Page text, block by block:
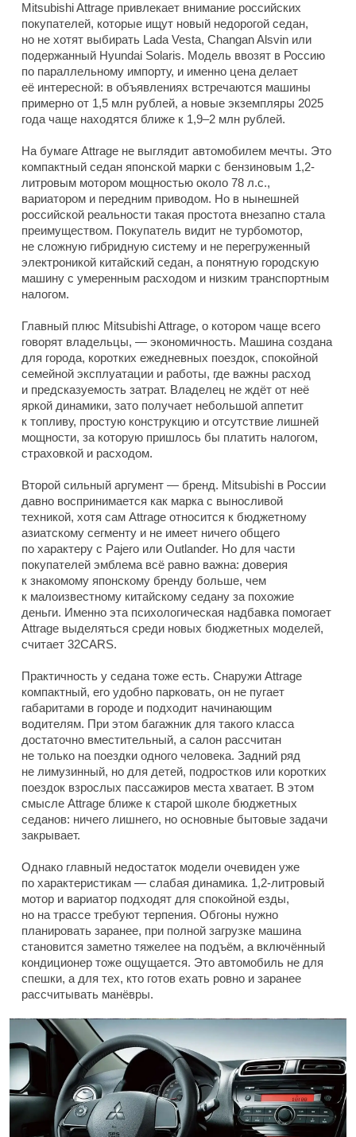
Mitsubishi Attrage привлекает внимание российских
покупателей, которые ищут новый недорогой седан,
но не хотят выбирать Lada Vesta, Changan Alsvin или
подержанный Hyundai Solaris. Модель ввозят в Россию
по параллельному импорту, и именно цена делает
её интересной: в объявлениях встречаются машины
примерно от 1,5 млн рублей, а новые экземпляры 2025
года чаще находятся ближе к 1,9–2 млн рублей.
На бумаге Attrage не выглядит автомобилем мечты. Это
компактный седан японской марки с бензиновым 1,2-
литровым мотором мощностью около 78 л.с.,
вариатором и передним приводом. Но в нынешней
российской реальности такая простота внезапно стала
преимуществом. Покупатель видит не турбомотор,
не сложную гибридную систему и не перегруженный
электроникой китайский седан, а понятную городскую
машину с умеренным расходом и низким транспортным
налогом.
Главный плюс Mitsubishi Attrage, о котором чаще всего
говорят владельцы, — экономичность. Машина создана
для города, коротких ежедневных поездок, спокойной
семейной эксплуатации и работы, где важны расход
и предсказуемость затрат. Владелец не ждёт от неё
яркой динамики, зато получает небольшой аппетит
к топливу, простую конструкцию и отсутствие лишней
мощности, за которую пришлось бы платить налогом,
страховкой и расходом.
Второй сильный аргумент — бренд. Mitsubishi в России
давно воспринимается как марка с выносливой
техникой, хотя сам Attrage относится к бюджетному
азиатскому сегменту и не имеет ничего общего
по характеру с Pajero или Outlander. Но для части
покупателей эмблема всё равно важна: доверия
к знакомому японскому бренду больше, чем
к малоизвестному китайскому седану за похожие
деньги. Именно эта психологическая надбавка помогает
Attrage выделяться среди новых бюджетных моделей,
считает 32CARS.
Практичность у седана тоже есть. Снаружи Attrage
компактный, его удобно парковать, он не пугает
габаритами в городе и подходит начинающим
водителям. При этом багажник для такого класса
достаточно вместительный, а салон рассчитан
не только на поездки одного человека. Задний ряд
не лимузинный, но для детей, подростков или коротких
поездок взрослых пассажиров места хватает. В этом
смысле Attrage ближе к старой школе бюджетных
седанов: ничего лишнего, но основные бытовые задачи
закрывает.
Однако главный недостаток модели очевиден уже
по характеристикам — слабая динамика. 1,2-литровый
мотор и вариатор подходят для спокойной езды,
но на трассе требуют терпения. Обгоны нужно
планировать заранее, при полной загрузке машина
становится заметно тяжелее на подъём, а включённый
кондиционер тоже ощущается. Это автомобиль не для
спешки, а для тех, кто готов ехать ровно и заранее
рассчитывать манёвры.